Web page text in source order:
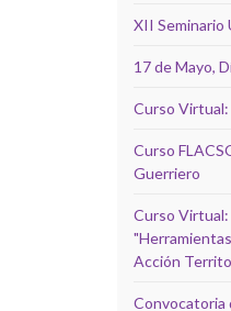
XII Seminario
17 de Mayo,
Curso Virtual:
Curso
Guerriero
Curso Virtual:
Acción
Convocatoria